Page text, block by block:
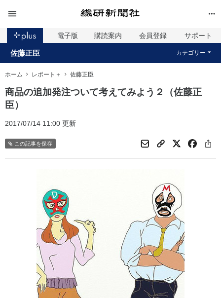
電子版 購読案内 会員登録 サポート
佐藤正臣 カテゴリー
ホーム レポート＋ 佐藤正臣
商品の追加発注ついて考えてみよう２（佐藤正
臣）
2017/07/14 11:00 更新
この記事を保存